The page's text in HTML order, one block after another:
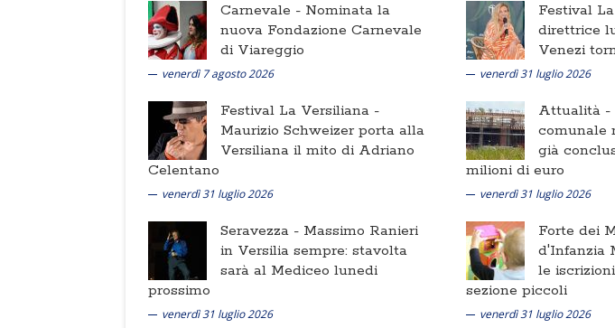
Carnevale - Nominata la
nuova Fondazione Carnevale
di Viareggio
venerdì 7 agosto 2026
Festival
direttrice
Venezi
venerdì 31 luglio 2026
Festival La Versiliana -
Maurizio Schweizer porta alla
Versiliana il mito di Adriano
Celentano
venerdì 31 luglio 2026
Attualità -
comunale
già
milioni di euro
venerdì 31 luglio 2026
Seravezza - Massimo Ranieri
in Versilia sempre: stavolta
sarà al Mediceo lunedi
prossimo
venerdì 31 luglio 2026
Forte dei
d'Infanzia
le
sezione piccoli
venerdì 31 luglio 2026